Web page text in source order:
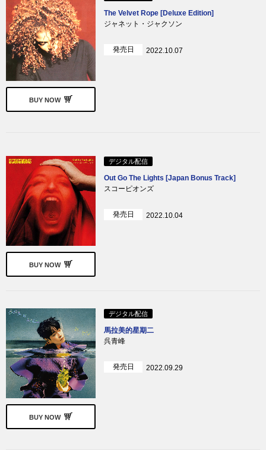
BUY NOW
The Velvet Rope [Deluxe Edition]
ジャネット・ジャクソン
発売日 2022.10.07
BUY NOW
デジタル配信
Out Go The Lights [Japan Bonus Track]
スコーピオンズ
発売日 2022.10.04
BUY NOW
デジタル配信
馬拉美的星期二
呉青峰
発売日 2022.09.29